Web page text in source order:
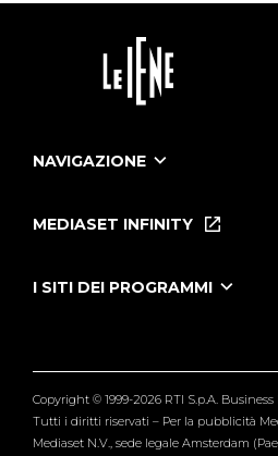
NAVIGAZIONE
Le Iene Presentano Inside
Tutti i servizi
MEDIASET INFINITY
I SITI DEI PROGRAMMI
Verissimo
Copyright © 1999-2026 RTI S.p.A. Business
Tutti i diritti riservati – Per la pubblicità
Mediaset N.V., sede legale Amsterdam